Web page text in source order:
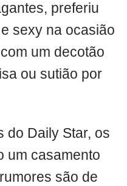
preferiu
sexy na ocasião
um decotão
ou sutião por
do Daily Star, os
um casamento
são de